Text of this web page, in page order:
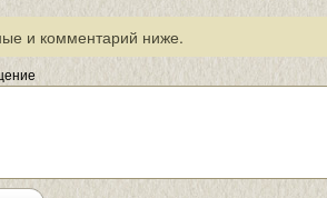
и комментарий ниже.